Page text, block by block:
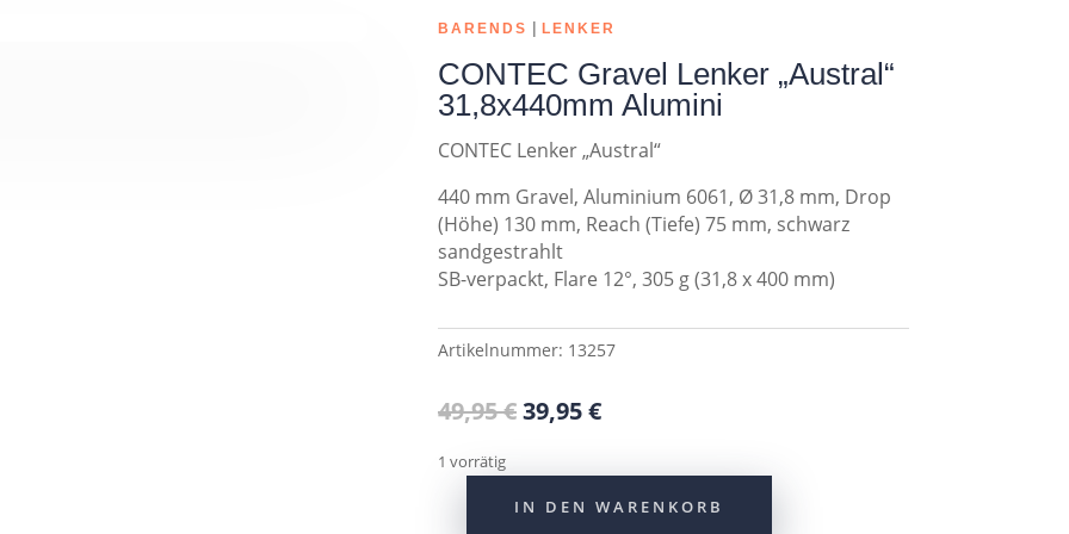
BARENDS | LENKER
CONTEC Gravel Lenker „Austral“
31,8x440mm Alumini
CONTEC Lenker „Austral“
440 mm Gravel, Aluminium 6061, Ø 31,8 mm, Drop
(Höhe) 130 mm, Reach (Tiefe) 75 mm, schwarz
sandgestrahlt
SB-verpackt, Flare 12°, 305 g (31,8 x 400 mm)
Artikelnummer: 13257
49,95€Ursprünglicher
Preis
49,95 €
39,95€Aktueller
39,95 €.
1 vorrätig
IN DEN WARENKORB